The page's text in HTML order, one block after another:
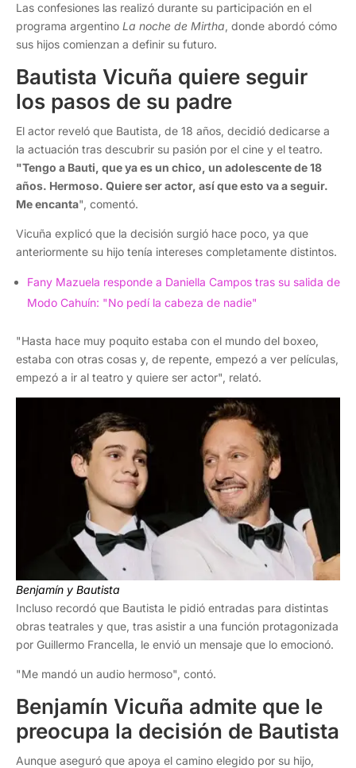
Las confesiones las realizó durante su participación en el
programa argentino La noche de Mirtha, donde abordó cómo
sus hijos comienzan a definir su futuro.
Bautista Vicuña quiere seguir
los pasos de su padre
El actor reveló que Bautista, de 18 años, decidió dedicarse a
la actuación tras descubrir su pasión por el cine y el teatro.
"Tengo a Bauti, que ya es un chico, un adolescente de 18
años. Hermoso. Quiere ser actor, así que esto va a seguir.
Me encanta", comentó.
Vicuña explicó que la decisión surgió hace poco, ya que
anteriormente su hijo tenía intereses completamente distintos.
Fany Mazuela responde a Daniella Campos tras su salida de
Modo Cahuín: "No pedí la cabeza de nadie"
"Hasta hace muy poquito estaba con el mundo del boxeo,
estaba con otras cosas y, de repente, empezó a ver películas,
empezó a ir al teatro y quiere ser actor", relató.
Benjamín y Bautista
Incluso recordó que Bautista le pidió entradas para distintas
obras teatrales y que, tras asistir a una función protagonizada
por Guillermo Francella, le envió un mensaje que lo emocionó.
"Me mandó un audio hermoso", contó.
Benjamín Vicuña admite que le
preocupa la decisión de Bautista
Aunque aseguró que apoya el camino elegido por su hijo,